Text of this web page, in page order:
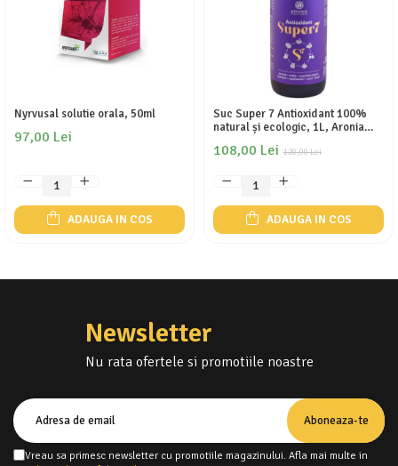
Nyrvusal solutie orala, 50ml
97,00 Lei
ADAUGA IN COS
Suc Super 7 Antioxidant 100%
natural și ecologic, 1L, Aronia
120,00 Lei
108,00 Lei
ADAUGA IN COS
Newsletter
Nu rata ofertele si promotiile noastre
Vreau sa primesc newsletter cu promotiile magazinului. Afla mai multe in